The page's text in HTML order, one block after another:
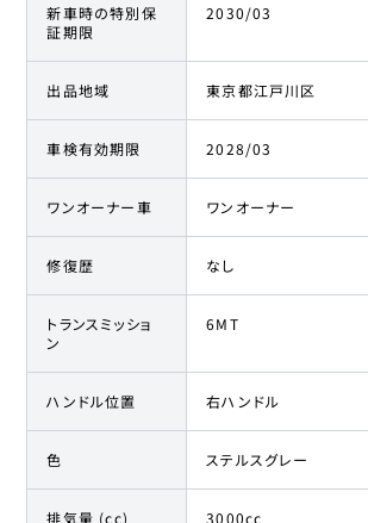
新車時の特別保
証期限
2030/03
出品地域 東京都江戸川区
車検有効期限 2028/03
ワンオーナー車 ワンオーナー
修復歴 なし
トランスミッショ
ン
6MT
ハンドル位置 右ハンドル
色 ステルスグレー
排気量 (cc) 3000cc